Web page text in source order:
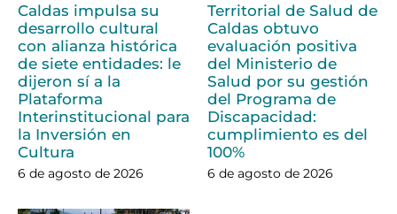
Caldas impulsa su
desarrollo cultural
con alianza histórica
de siete entidades: le
dijeron sí a la
Plataforma
Interinstitucional para
la Inversión en
Cultura
6 de agosto de 2026
Territorial de Salud de
Caldas obtuvo
evaluación positiva
del Ministerio de
Salud por su gestión
del Programa de
Discapacidad:
cumplimiento es del
100%
6 de agosto de 2026